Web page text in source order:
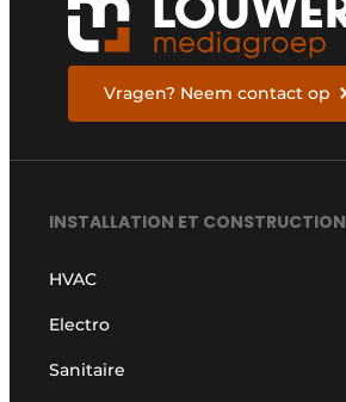
Vragen? Neem contact op
INSTALLATION ET CONSTRUCTION
HVAC
Electro
Sanitaire